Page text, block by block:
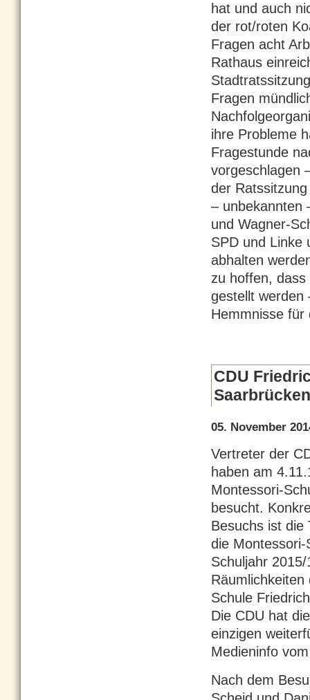
hat und auch
der rot/roten
Fragen acht
Rathaus
Fragen
ihre Probleme
Fragestunde
vorgeschlagen
der
– unbekannten
und Wagner-
SPD und Linke
abhalten
zu hoffen,
gestellt werden
Hemmnisse für
CDU
Saarbrücken
05. November
Vertreter der
haben am
Montessori-
besucht.
Besuchs ist die
die Montessori-
Schuljahr
Schule
Die CDU hat
einzigen
Medieninfo
Nach dem